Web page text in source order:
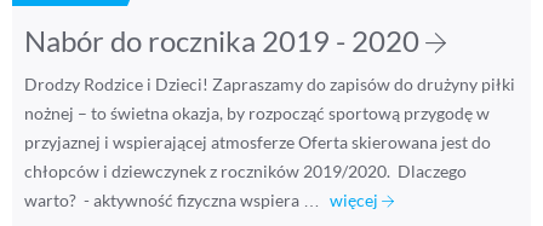
Nabór do rocznika 2019 - 2020
Drodzy Rodzice i Dzieci! Zapraszamy do zapisów do drużyny piłki
nożnej – to świetna okazja, by rozpocząć sportową przygodę w
przyjaznej i wspierającej atmosferze Oferta skierowana jest do
chłopców i dziewczynek z roczników 2019/2020. Dlaczego
warto? - aktywność fizyczna wspiera …
więcej